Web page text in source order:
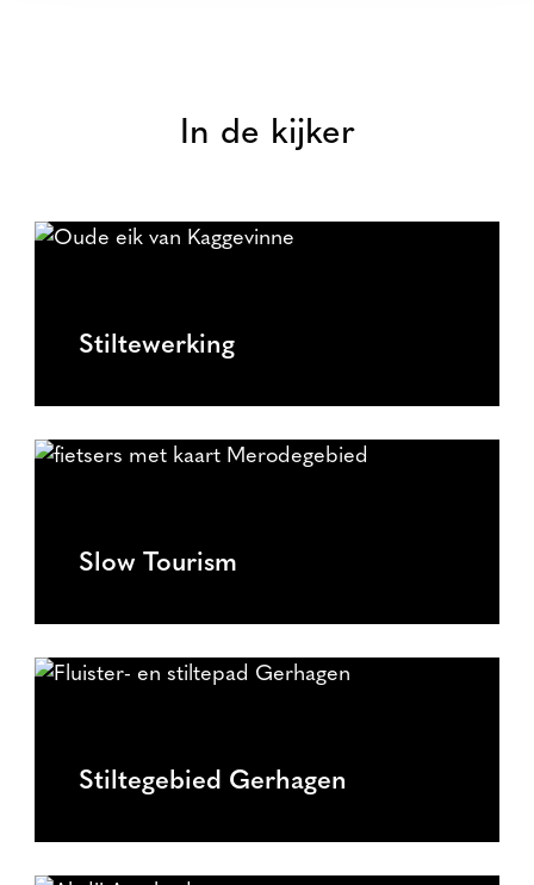
In de kijker
Stiltewerking
Slow Tourism
Stiltegebied Gerhagen